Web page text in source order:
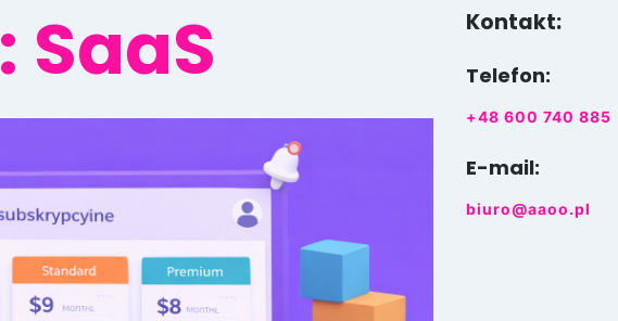
SaaS Kontakt:
Telefon:
+48 600 740 885
E-mail:
biuro@aaoo.pl